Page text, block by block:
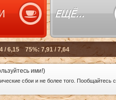
ими!)
сбои и не более того. Пообщайтесь с